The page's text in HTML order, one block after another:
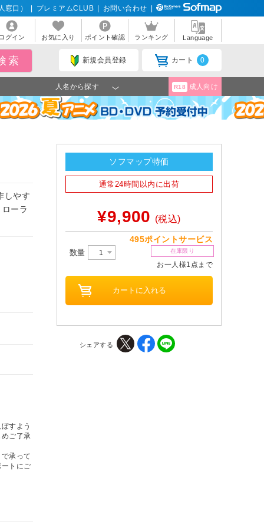
窓口） プレミアムCLUB お問い合わせ
ログイン お気に入り ポイント確認 ランキング Language
新規会員登録 カート 0
人名から探す R18 成人向け
しやす
ーラ
すよう
ご了承
承って
トにご
ソフマップ特価
通常24時間以内に出荷
¥9,900 (税込)
495ポイントサービス
数量 在庫限り
お一人様1点まで
シェアする